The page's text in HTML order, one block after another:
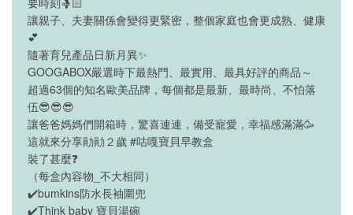
讓親子、夫妻關係會變得更緊密，整個家庭也會更成熟、健康
💕
隨著育兒產品日新月異✨
GOOGABOX嚴選時下最熱門、最實用、最具好評的商品～
超過63個的知名歐美品牌，每個都是最新、最時尚、不怕落
伍😎😎😎
讓爸爸媽媽們開箱時，驚喜連連，備受寵愛，幸福感滿滿🥳
這就來分享勛勛２歲 #咕嘎寶貝早教盒
裝了甚麼❓
（每盒內容物_不大相同）
✔️bumkins防水長袖圍兜
✔️Think baby 寶貝湯碗